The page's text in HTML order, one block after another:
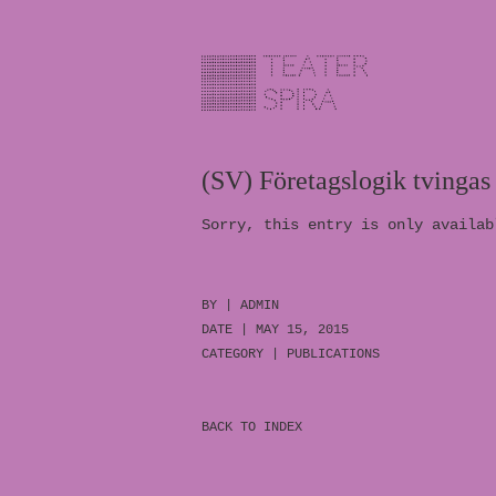
(SV) Företagslogik
Sorry, this entry is only
BY | ADMIN
DATE | MAY 15, 2015
CATEGORY | PUBLICATIONS
BACK TO INDEX